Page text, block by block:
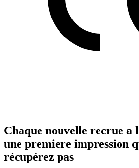
Chaque nouvelle recrue a
une premiere impression
récupérez pas